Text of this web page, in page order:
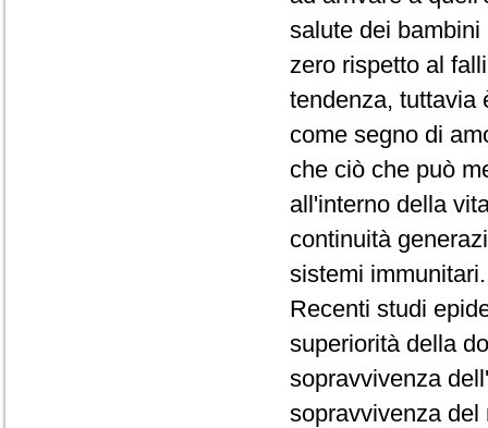
salute dei
zero rispetto al
tendenza, tuttavia
come segno di
che ciò che può
all'interno della
continuità
sistemi
Recenti studi
superiorità della
sopravvivenza
sopravvivenza